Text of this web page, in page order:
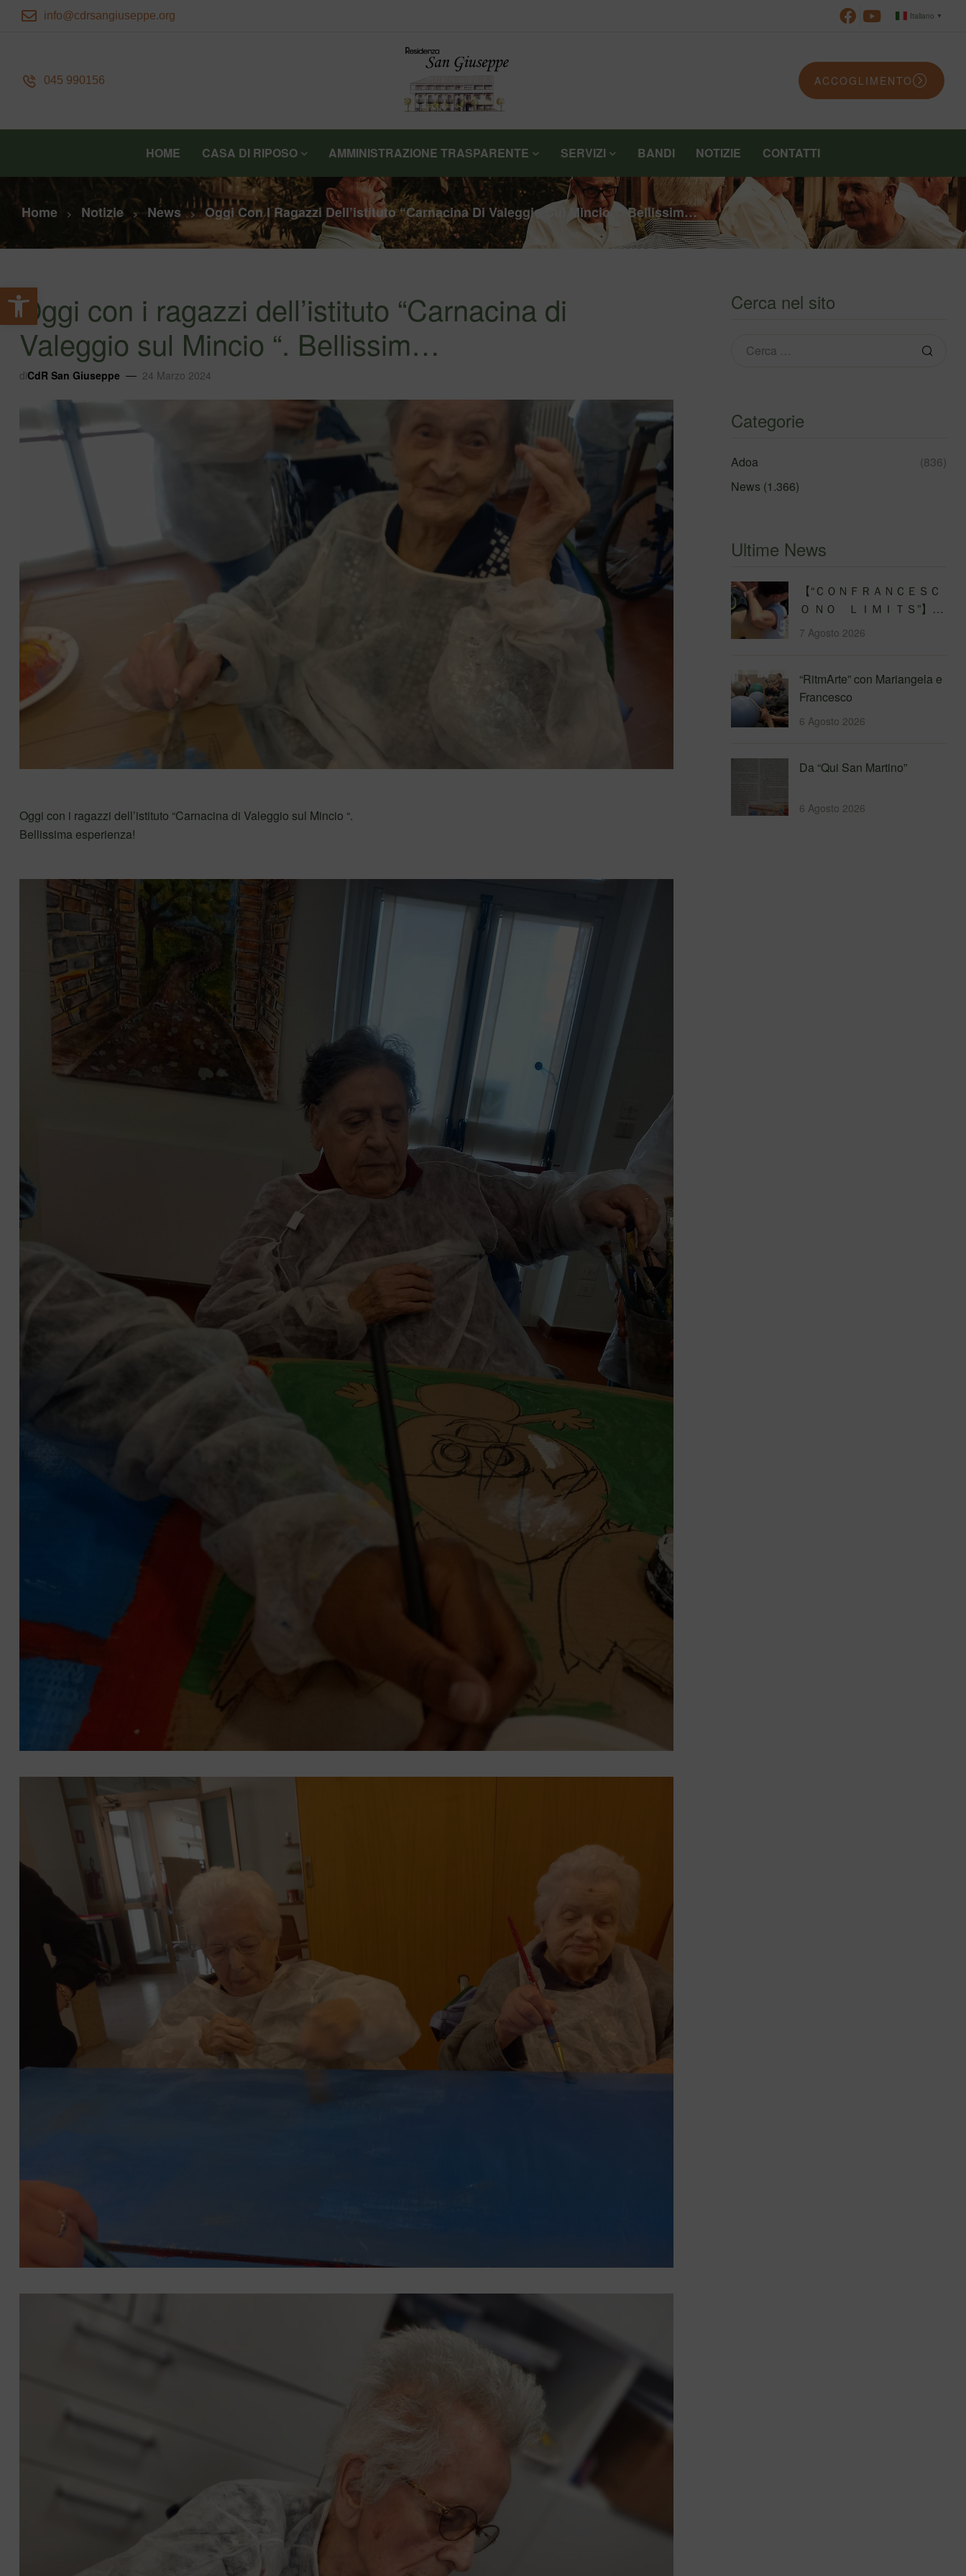
Apri la barra degli strumenti
info@cdrsangiuseppe.org Italiano ▼
045 990156 ACCOGLIMENTO
HOME CASA DI RIPOSO AMMINISTRAZIONE TRASPARENTE SERVIZI BANDI NOTIZIE CONTATTI
Home > Notizie > News > Oggi Con I Ragazzi Dell’istituto “Carnacina Di Valeggio Sul Mincio “. Bellissim…
Oggi con i ragazzi dell’istituto “Carnacina di
Valeggio sul Mincio “. Bellissim…
diCdR San Giuseppe 24 Marzo 2024
Oggi con i ragazzi dell’istituto “Carnacina di Valeggio sul Mincio “.
Bellissima esperienza!
Cerca nel sito
Categorie
Adoa
(836)
News (1.366)
Ultime News
【 “ＣＯＮＦＲＡＮＣＥＳＣ
Ｏ ＮＯ ＬＩＭＩＴＳ”】
Traversata dello Stretto di
Messina
7 Agosto 2026
“RitmArte” con Mariangela e
Francesco
6 Agosto 2026
Da “Qui San Martino”
6 Agosto 2026